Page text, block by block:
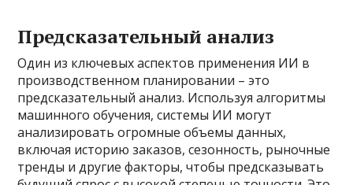
Предсказательный анализ
Один из ключевых аспектов применения ИИ в
производственном планировании – это
предсказательный анализ. Используя алгоритмы
машинного обучения, системы ИИ могут
анализировать огромные объемы данных,
включая историю заказов, сезонность, рыночные
тренды и другие факторы, чтобы предсказывать